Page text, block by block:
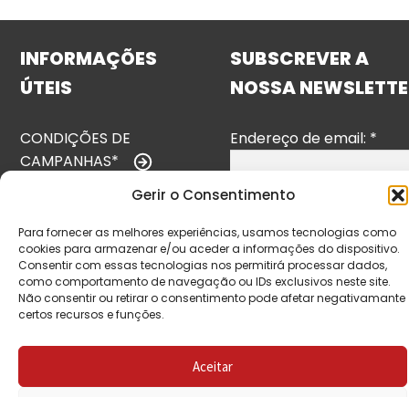
Gerir o Consentimento
Para fornecer as melhores experiências, usamos tecnologias como
cookies para armazenar e/ou aceder a informações do dispositivo.
Consentir com essas tecnologias nos permitirá processar dados,
como comportamento de navegação ou IDs exclusivos neste site.
Não consentir ou retirar o consentimento pode afetar negativamante
certos recursos e funções.
Aceitar
INFORMAÇÕES
ÚTEIS
CONDIÇÕES DE
CAMPANHAS*
POLÍTICA DE
PRIVACIDADE
POLÍTICA DE
REEMBOLSO
LIVRO DE
SUBSCREVER A
NOSSA
Endereço de email: *